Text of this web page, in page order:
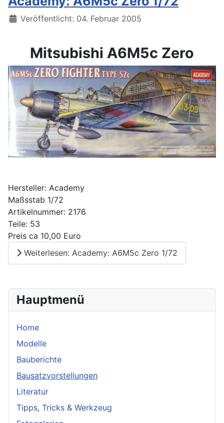
Hauptmenü
Home
Modelle
Bauberichte
Bausatzvorstellungen
Literatur
Tipps, Tricks & Werkzeug
Details
Veröffentlicht: 04. Februar 2005
Mitsubishi A6M5c Zero
Hersteller: Academy
Maßsstab 1/72
Artikelnummer: 2176
Teile: 53
Preis ca 10,00 Euro
Weiterlesen: Academy: A6M5c Zero 1/72